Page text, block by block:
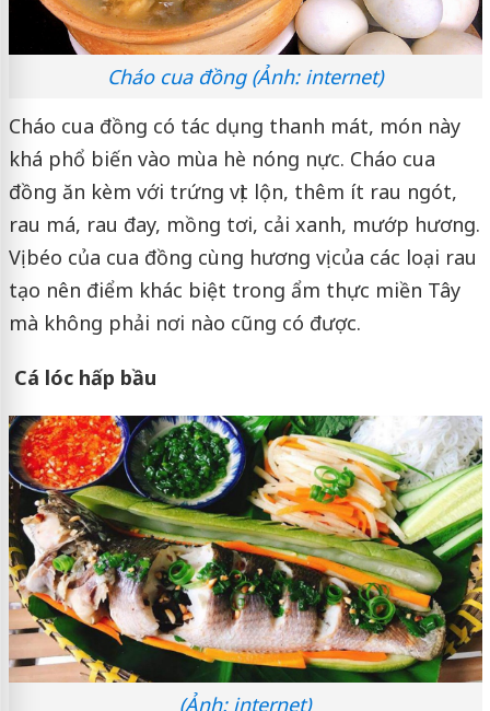
Cháo cua đồng (Ảnh: internet)
Cháo cua đồng có tác dụng thanh mát, món này
khá phổ biến vào mùa hè nóng nực. Cháo cua
đồng ăn kèm với trứng vịt lộn, thêm ít rau ngót,
rau má, rau đay, mồng tơi, cải xanh, mướp hương.
Vị béo của cua đồng cùng hương vị của các loại rau
tạo nên điểm khác biệt trong ẩm thực miền Tây
mà không phải nơi nào cũng có được.
Cá lóc hấp bầu
(Ảnh: internet)